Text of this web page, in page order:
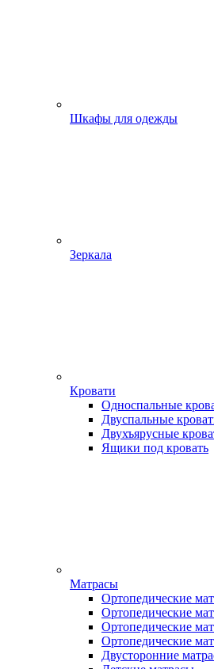
Шкафы для одежды
Зеркала
Кровати
Односпальные
Двуспальные
Двухъярусные
Ящики под кровать
Матрасы
Ортопедические
Ортопедические
Ортопедические
Ортопедические
Двусторонние